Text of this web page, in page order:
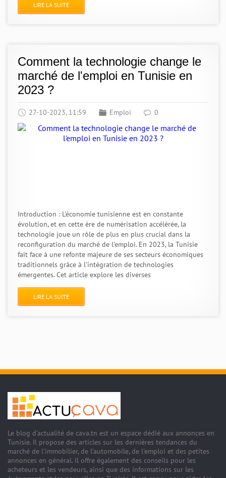
LIRE LA SUITE
Comment la technologie change le
marché de l'emploi en Tunisie en
2023 ?
27-10-2023, 11:59 Emploi 0
Introduction : L'économie tunisienne est en constante
évolution, et en cette ère de numérisation accélérée, la
technologie joue un rôle de plus en plus crucial dans la
reconfiguration du marché de l'emploi. En 2023, la Tunisie
fait face à une refonte majeure de ses secteurs économiques
traditionnels grâce à l'intégration de technologies
émergentes. Cet article explore les diverses
LIRE LA SUITE
Le blog d'actualité de cava.tn est un espace dédié aux annonces en
Tunisie. Il propose des articles sur les dernières tendances du
marché de l'immobilier, de l'automobile, de l'emploi et des petites
annonces en général. Il offre également des conseils pour les
acheteurs et les vendeurs, ainsi que des informations sur les